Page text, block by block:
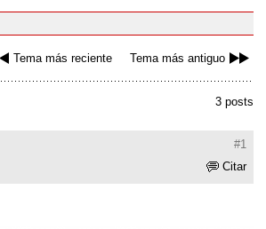
Tema más reciente Tema más antiguo
3 posts
#1
Citar